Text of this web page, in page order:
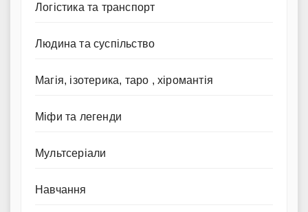
Логістика та транспорт
Людина та суспільство
Магія, ізотерика, таро , хіромантія
Міфи та легенди
Мультсеріали
Навчання